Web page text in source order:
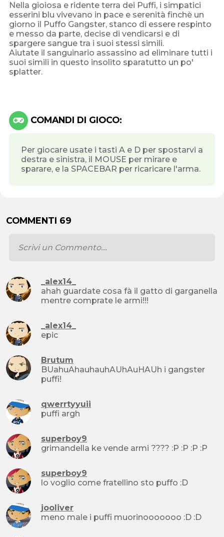
Nella gioiosa e ridente terra dei Puffi, i simpatici
esserini blu vivevano in pace e serenità finchè un
giorno il Puffo Gangster, stanco di essere respinto
e messo da parte, decise di vendicarsi e di
spargere sangue tra i suoi stessi simili.
Aiutate il sanguinario assassino ad eliminare tutti i
suoi simili in questo insolito sparatutto un po'
splatter.
COMANDI DI GIOCO:
Per giocare usate i tasti A e D per spostarvi a
destra e sinistra, il MOUSE per mirare e
sparare, e la SPACEBAR per ricaricare l'arma.
COMMENTI 69
_alex14_
ahah guardate cosa fà il gatto di garganella
mentre comprate le armi!!!
_alex14_
epic
Brutum
BUahuAhauhauhAUhAuHAUh i gangster
puffi!
qwerrtyyuii
puffi argh
superboy9
grimandella ke vende armi ???? :P :P :P :P
superboy9
lo voglio come fratellino sto puffo :D
jooliver
meno male i puffi muorinooooooo :D :D